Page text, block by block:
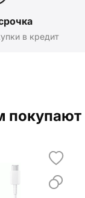
в кредит
покупают